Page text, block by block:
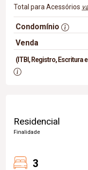
Total para Acessórios
Condomínio
Venda
(ITBI, Registro, Escritura
Residencial
Finalidade
3